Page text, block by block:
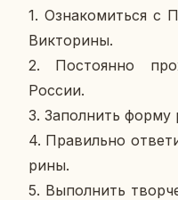
1. Озна­ко­мить­ся с
Вик­то­ри­ны.
2. По­сто­ян­но
России.
3. За­пол­нить форму
4. Пра­виль­но
ри­ны.
5. Вы­пол­нить